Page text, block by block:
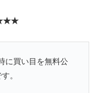
に買い目を無料公
。